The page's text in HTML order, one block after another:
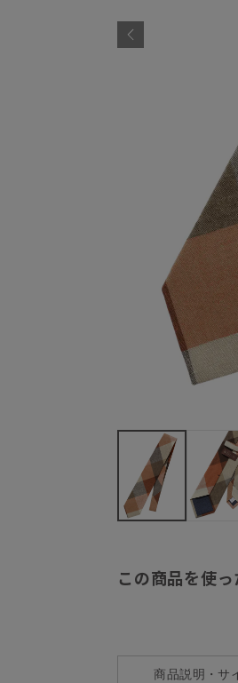
この商品を使
商品説明・サ